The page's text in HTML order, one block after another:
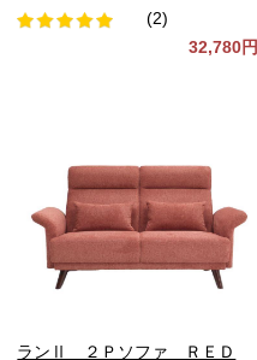
(2)
32,780円
ランⅡ ２Ｐソファ ＲＥＤ